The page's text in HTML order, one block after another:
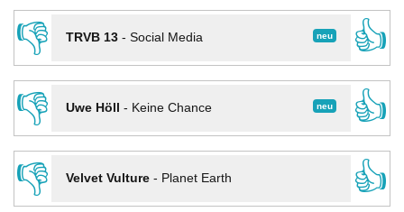
👎
neu
TRVB 13- Social Media
👍
👎
neu
Uwe Höll - Keine Chance
👍
👎
Velvet Vulture- Planet Earth
👍